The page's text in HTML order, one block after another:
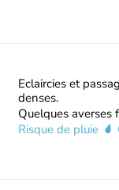
Eclaircies et
denses.
Quelques averses
Risque de pluie